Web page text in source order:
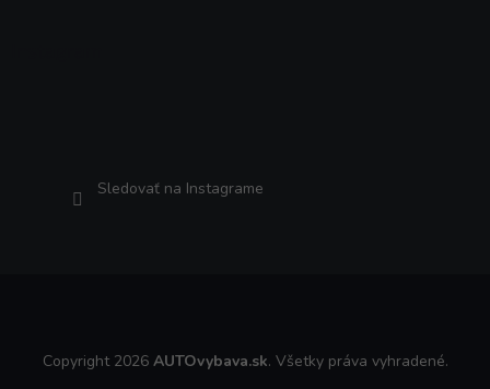
Sledovať na Instagrame
Copyright 2026 AUTOvybava.sk. Všetky práva vyhradené.